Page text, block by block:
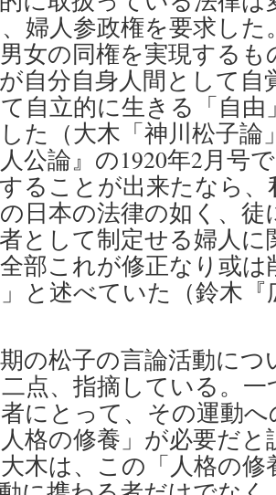
婦人参政権を要求した
女の同権を実現する
自分自身人間として自
自立的に生きる「自
た（大木「神川松子論
公論』の1920年2月号
ることが出来たなら
日本の法律の如く、
として制定せる婦人
部これが修正なり或
と述べていた（鈴木『
の松子の言論活動につ
点、指摘している。
にとって、その運動
格の修養」が必要だ
木は、この「人格の